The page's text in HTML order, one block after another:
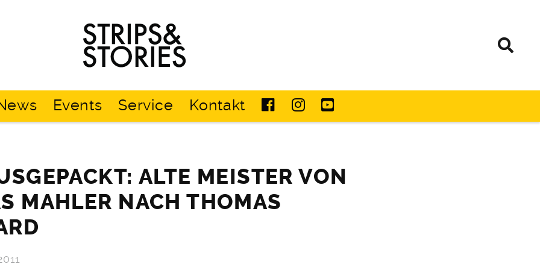
Strips
&
Stories
Events Service Kontakt
ALTE MEISTER VON
MAHLER NACH THOMAS